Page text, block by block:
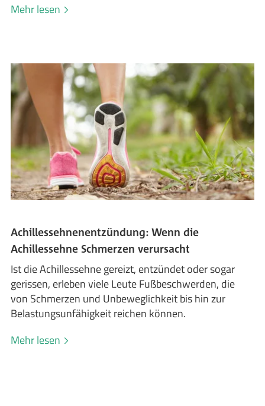
Mehr lesen
Achillessehnenentzündung: Wenn die
Achillessehne Schmerzen verursacht
Ist die Achillessehne gereizt, entzündet oder sogar
gerissen, erleben viele Leute Fußbeschwerden, die
von Schmerzen und Unbeweglichkeit bis hin zur
Belastungsunfähigkeit reichen können.
Mehr lesen